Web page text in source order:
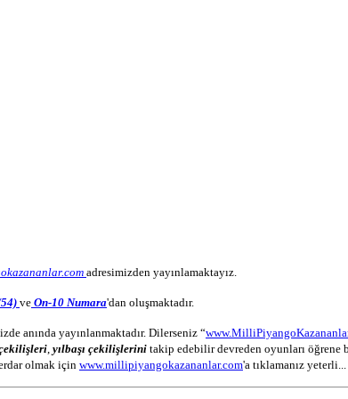
adresimizden yayınlamaktayız.
ve On-10 Numara'dan oluşmaktadır.
anında yayınlanmaktadır. Dilerseniz “
, yılbaşı çekilişlerini takip edebilir devreden oyunları öğrene
olmak için www.millipiyangokazananlar.com'a tıklamanız yeterli...